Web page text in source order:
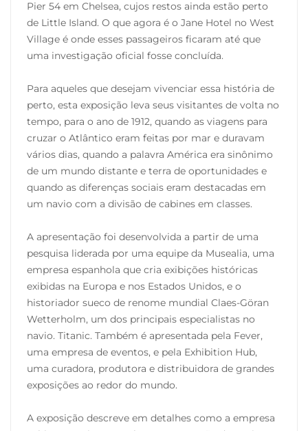
Pier 54 em Chelsea, cujos restos ainda estão perto
de Little Island. O que agora é o Jane Hotel no West
Village é onde esses passageiros ficaram até que
uma investigação oficial fosse concluída.
Para aqueles que desejam vivenciar essa história de
perto, esta exposição leva seus visitantes de volta no
tempo, para o ano de 1912, quando as viagens para
cruzar o Atlântico eram feitas por mar e duravam
vários dias, quando a palavra América era sinônimo
de um mundo distante e terra de oportunidades e
quando as diferenças sociais eram destacadas em
um navio com a divisão de cabines em classes.
A apresentação foi desenvolvida a partir de uma
pesquisa liderada por uma equipe da Musealia, uma
empresa espanhola que cria exibições históricas
exibidas na Europa e nos Estados Unidos, e o
historiador sueco de renome mundial Claes-Göran
Wetterholm, um dos principais especialistas no
navio. Titanic. Também é apresentada pela Fever,
uma empresa de eventos, e pela Exhibition Hub,
uma curadora, produtora e distribuidora de grandes
exposições ao redor do mundo.
A exposição descreve em detalhes como a empresa